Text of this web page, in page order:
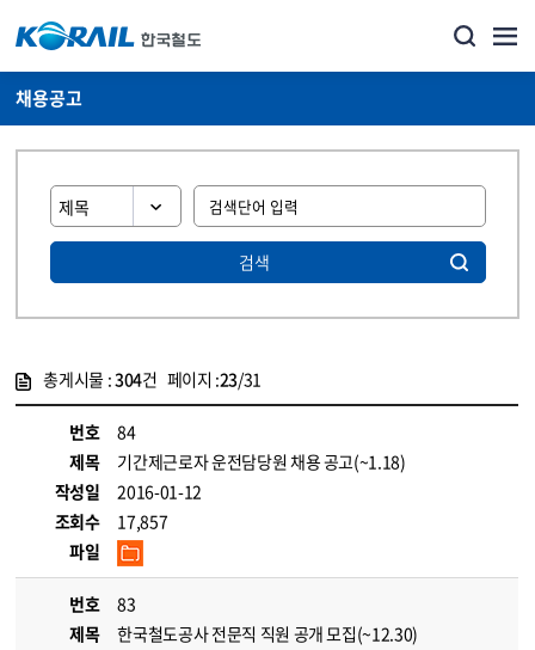
채용공고
검색
총게시물 :304건 페이지 :23/31
번호
84
제목
기간제근로자 운전담당원 채용 공고(~1.18)
작성일
2016-01-12
조회수
17,857
파일
번호
83
제목
한국철도공사 전문직 직원 공개 모집(~12.30)